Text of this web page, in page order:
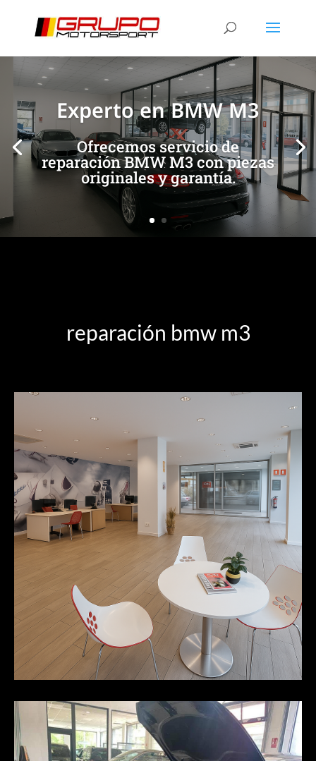
Experto en BMW M3
Ofrecemos servicio de
reparación BMW M3 con piezas
originales y garantía.
[/et_pb_slide]
reparación bmw m3